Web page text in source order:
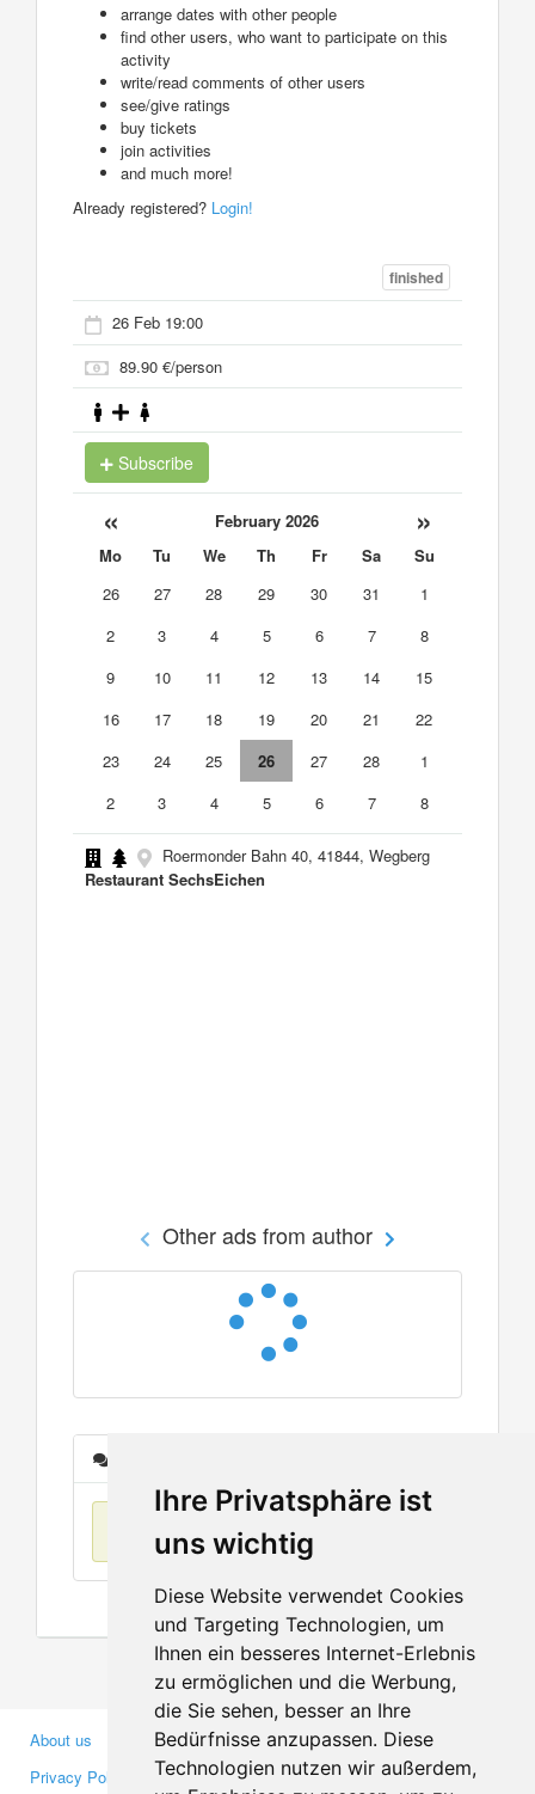
Ihre Privatsphäre ist
uns wichtig
Diese Website verwendet Cookies
und Targeting Technologien, um
Ihnen ein besseres Internet-Erlebnis
zu ermöglichen und die Werbung,
die Sie sehen, besser an Ihre
Bedürfnisse anzupassen. Diese
Technologien nutzen wir außerdem,
arrange dates with other people
find other users, who want to participate on this
activity
write/read comments of other users
see/give ratings
buy tickets
join activities
and much more!
Already registered? Login!
finished
26 Feb 19:00
89.90 €/person
Subscribe
« February 2026 »
Mo Tu We Th Fr Sa
Su
26
27 28 29 30 31
1
2
3 4 5 6 7
8
9
10 11 12 13 14
15
16
17 18 19 20 21
22
23
24 25 26 27 28
1
2
3 4 5 6 7 8
Roermonder Bahn 40, 41844, Wegberg
Restaurant SechsEichen
Other ads from author
No items found
About us
Privacy Policy
Business Partners
Investors